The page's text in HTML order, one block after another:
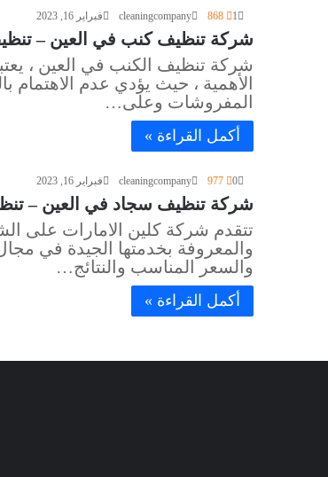
cleaningcompany فبراير 16, 2023 1
شركة تنظيف كنب في العين – تنظيف
شركة تنظيف الكنب في العين ،
الأهمية ، حيث يؤدي عدم
المفروشات وعلى…
أكمل القراءة »
cleaningcompany فبراير 16, 2023 0
شركة تنظيف سجاد في العين – تنظيف
تتقدم شركة كلين الامارات على
والمعروفة بخدمتها الجيدة في
والسعر المناسب والنتائج…
أكمل القراءة »